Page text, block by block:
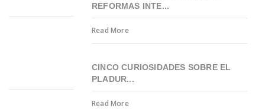
REFORMAS INTE...
Read More
CINCO CURIOSIDADES SOBRE EL
PLADUR...
Read More